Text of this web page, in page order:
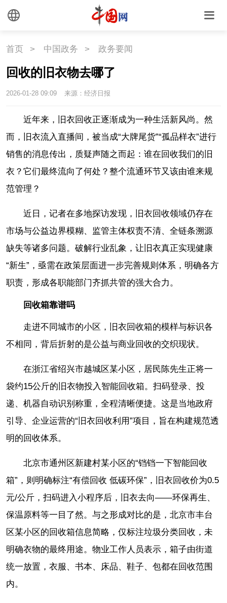
首页 > 中国政务 > 政务要闻
回收的旧衣物去哪了
2026-01-28 09:09 来源：经济日报
近年来，旧衣回收正逐渐成为一种生活新风尚。然
而，旧衣流入直播间，被当成“大牌尾货”“孤品样衣”进行
销售的消息传出，质疑声随之而起：谁在回收我们的旧
衣？它们最终流向了何处？整个流通环节又该由谁来规
范管理？
近日，记者在多地探访发现，旧衣回收领域仍存在
市场与公益边界模糊、监管主体权责不清、全链条溯源
缺失等诸多问题。破解行业乱象，让旧衣真正实现健康
“新生”，亟需在政策层面进一步完善规则体系，明确各方
职责，形成各职能部门齐抓共管的强大合力。
回收箱靠谱吗
走进不同城市的小区，旧衣回收箱的模样与标识各
不相同，背后折射的是公益与商业回收的交织现状。
在浙江省绍兴市越城区某小区，居民陈先生正将一
袋约15公斤的旧衣物投入智能回收箱。扫码登录、投
递、机器自动识别称重，全程清晰便捷。这是当地政府
引导、企业运营的“旧衣回收利用”项目，旨在构建规范透
明的回收体系。
北京市通州区新建村某小区的“铛铛一下智能回收
箱”，则明确标注“有偿回收 低碳环保”，旧衣回收价为0.5
元/公斤，扫码进入小程序后，旧衣去向——环保再生、
保温原料等一目了然。与之形成对比的是，北京市丰台
区某小区的回收箱信息简略，仅标注垃圾分类回收，未
明确衣物的最终用途。物业工作人员表示，箱子由街道
统一放置，衣服、书本、床品、鞋子、包都在回收范围
内。